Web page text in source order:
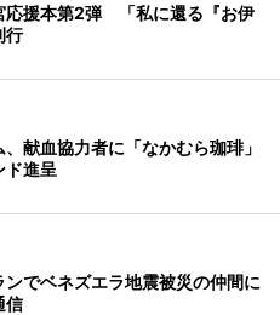
応援本第2弾 「私に還る『お伊
行
献血協力者に「なかむら珈琲」
ド進呈
でベネズエラ地震被災の仲間に
信